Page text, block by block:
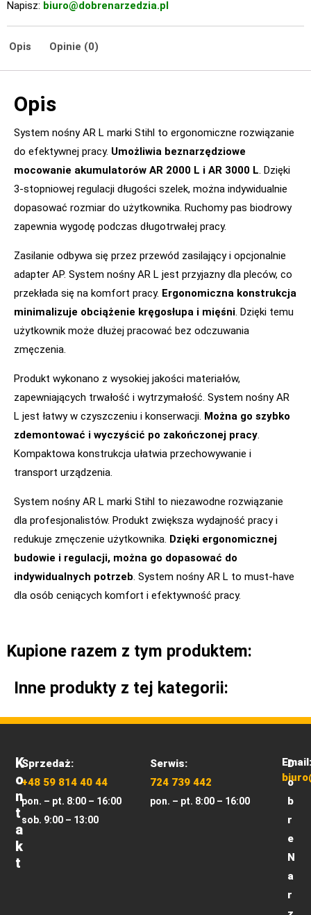
Napisz: biuro@dobrenarzedzia.pl
Opis Opinie (0)
Opis
System nośny AR L marki Stihl to ergonomiczne rozwiązanie
do efektywnej pracy. Umożliwia beznarzędziowe
mocowanie akumulatorów AR 2000 L i AR 3000 L. Dzięki
3-stopniowej regulacji długości szelek, można indywidualnie
dopasować rozmiar do użytkownika. Ruchomy pas biodrowy
zapewnia wygodę podczas długotrwałej pracy.
Zasilanie odbywa się przez przewód zasilający i opcjonalnie
adapter AP. System nośny AR L jest przyjazny dla pleców, co
przekłada się na komfort pracy. Ergonomiczna konstrukcja
minimalizuje obciążenie kręgosłupa i mięśni. Dzięki temu
użytkownik może dłużej pracować bez odczuwania
zmęczenia.
Produkt wykonano z wysokiej jakości materiałów,
zapewniających trwałość i wytrzymałość. System nośny AR
L jest łatwy w czyszczeniu i konserwacji. Można go szybko
zdemontować i wyczyścić po zakończonej pracy.
Kompaktowa konstrukcja ułatwia przechowywanie i
transport urządzenia.
System nośny AR L marki Stihl to niezawodne rozwiązanie
dla profesjonalistów. Produkt zwiększa wydajność pracy i
redukuje zmęczenie użytkownika. Dzięki ergonomicznej
budowie i regulacji, można go dopasować do
indywidualnych potrzeb. System nośny AR L to must-have
dla osób ceniących komfort i efektywność pracy.
Kupione razem z tym produktem:
Inne produkty z tej kategorii:
K
O
N
T
A
K
T
Sprzedaż:
+48 59 814 40 44
pon. – pt. 8:00 – 16:00
sob. 9:00 – 13:00
Serwis:
724 739 442
pon. – pt. 8:00 – 16:00
Email:
D
o
b
r
e
N
a
r